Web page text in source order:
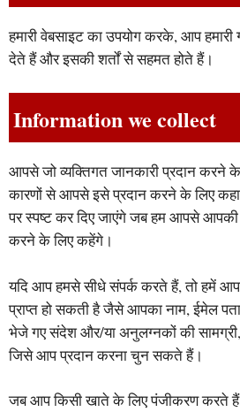
हमारी वेबसाइट का उपयोग करके, आप हमारी
देते हैं और इसकी शर्तों से सहमत होते हैं।
Information we collect
आपसे जो व्यक्तिगत जानकारी प्रदान करने
कारणों से आपसे इसे प्रदान करने के लिए
पर स्पष्ट कर दिए जाएंगे जब हम आपसे आपकी
करने के लिए कहेंगे।
यदि आप हमसे सीधे संपर्क करते हैं, तो हमें
प्राप्त हो सकती है जैसे आपका नाम, ईमेल
भेजे गए संदेश और/या अनुलग्नकों की
जिसे आप प्रदान करना चुन सकते हैं।
जब आप किसी खाते के लिए पंजीकरण करते